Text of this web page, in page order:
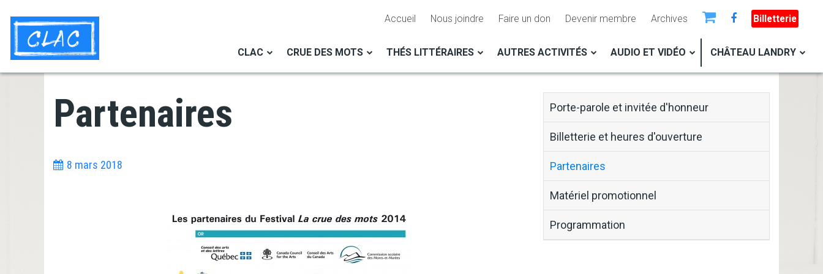
contenu
principal
Navigation
secondaire
Accueil Nous joindre Faire un don Devenir membre Archives Billetterie
CLAC CRUE DES MOTS THÉS LITTÉRAIRES AUTRES ACTIVITÉS AUDIO ET VIDÉO CHÂTEAU LANDRY
Partenaires
8 mars 2018
block-
menu-
Porte-parole et invitée d'honneur
Billetterie et heures d'ouverture
Partenaires
Matériel promotionnel
Programmation